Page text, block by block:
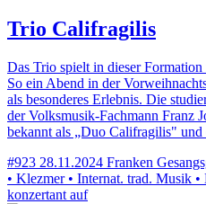
Trio Califragilis
Das Trio spielt in dieser
So ein Abend in der
als besonderes Erlebnis. Die
der Volksmusik-Fachmann Franz
bekannt als „Duo Califragilis"
#923 28.11.2024 Franken
• Klezmer • Internat. trad. Musik
konzertant auf